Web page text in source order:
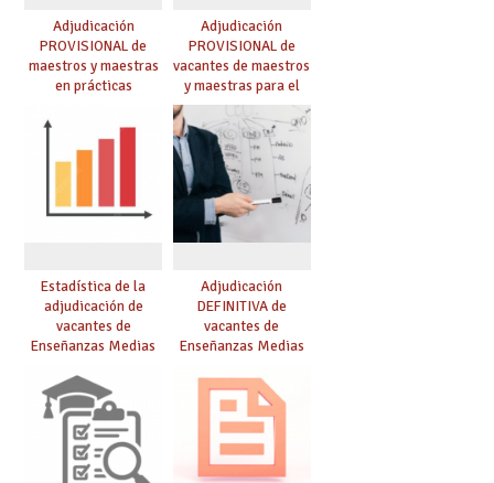
Adjudicación
PROVISIONAL de
maestros y maestras
en prácticas
Adjudicación
PROVISIONAL de
vacantes de maestros
y maestras para el
curso 26-27
Estadística de la
adjudicación de
vacantes de
Enseñanzas Medias
Adjudicación
DEFINITIVA de
vacantes de
Enseñanzas Medias